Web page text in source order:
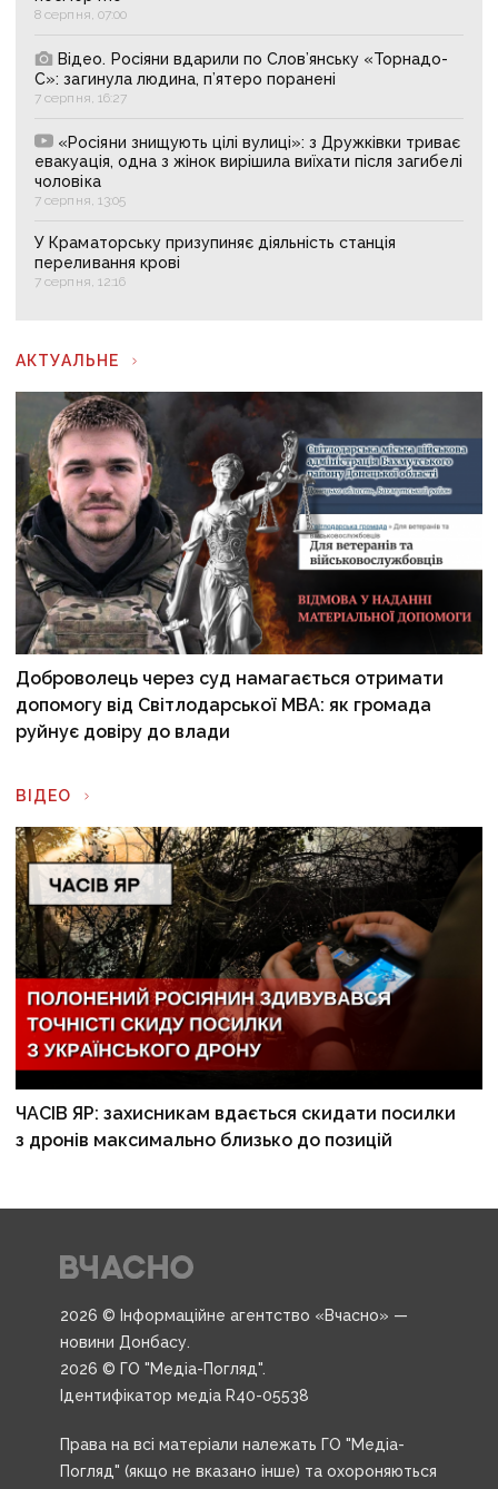
8 серпня, 07:00
Відео. Росіяни вдарили по Слов’янську «Торнадо-
С»: загинула людина, п’ятеро поранені
7 серпня, 16:27
«Росіяни знищують цілі вулиці»: з Дружківки триває
евакуація, одна з жінок вирішила виїхати після загибелі
чоловіка
7 серпня, 13:05
У Краматорську призупиняє діяльність станція
переливання крові
7 серпня, 12:16
АКТУАЛЬНЕ
Доброволець через суд намагається отримати
допомогу від Світлодарської МВА: як громада
руйнує довіру до влади
ВІДЕО
ЧАСІВ ЯР: захисникам вдається скидати посилки
з дронів максимально близько до позицій
2026 © Інформаційне агентство «Вчасно» —
новини Донбасу.
2026 © ГО "Медіа-Погляд".
Ідентифікатор медіа R40-05538
Права на всі матеріали належать ГО "Медіа-
Погляд" (якщо не вказано інше) та охороняються